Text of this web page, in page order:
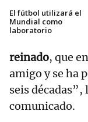
El fútbol utilizará el
Mundial como
laboratorio
reinado, que
amigo y se ha
seis décadas”,
comunicado.